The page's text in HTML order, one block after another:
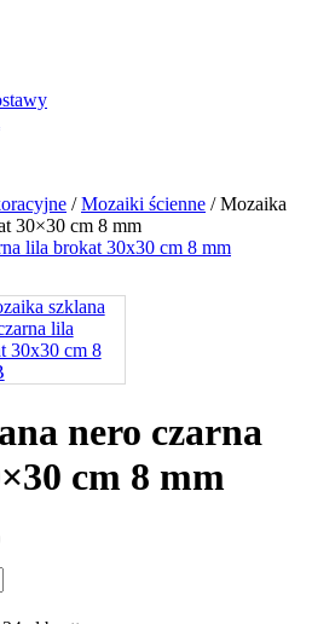
/Mozaiki ścienne / Mozaika
30×30 cm 8 mm
nero czarna
cm 8 mm